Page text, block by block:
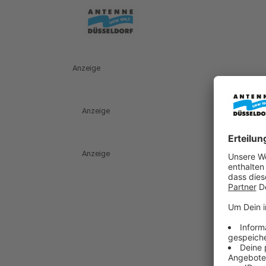
Anzeige
Anzeige
Anzeige